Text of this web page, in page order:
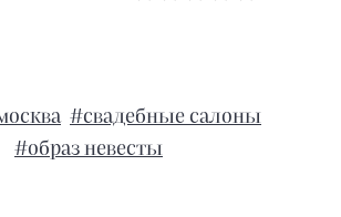
#свадебные салоны
#образ невесты